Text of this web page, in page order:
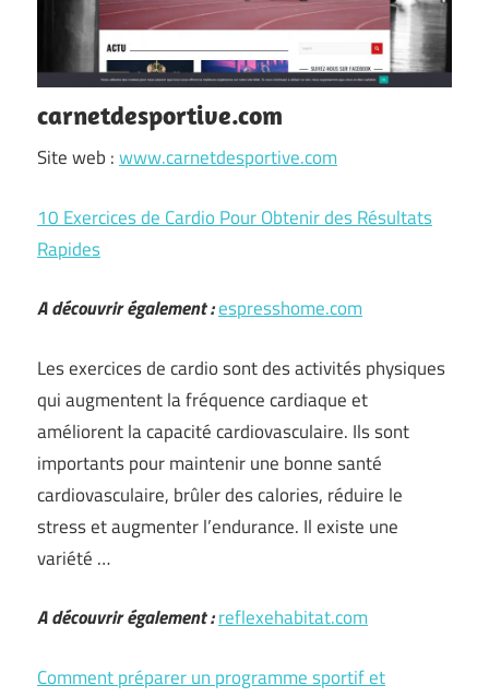
carnetdesportive.com
Site web :www.carnetdesportive.com
10 Exercices de Cardio Pour Obtenir des Résultats
Rapides
A découvrir également :espresshome.com
Les exercices de cardio sont des activités physiques
qui augmentent la fréquence cardiaque et
améliorent la capacité cardiovasculaire. Ils sont
importants pour maintenir une bonne santé
cardiovasculaire, brûler des calories, réduire le
stress et augmenter l’endurance. Il existe une
variété …
A découvrir également :reflexehabitat.com
Comment préparer un programme sportif et